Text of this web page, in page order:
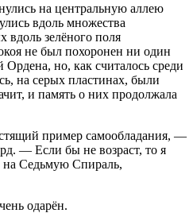
на центральную аллею
вдоль множества
зелёного поля
не был похоронен ни один
но, как считалось среди
на серых пластинах, были
и память о них продолжала
пример самообладания, —
— Если бы не возраст, то я
на Седьмую Спираль,
одарён.